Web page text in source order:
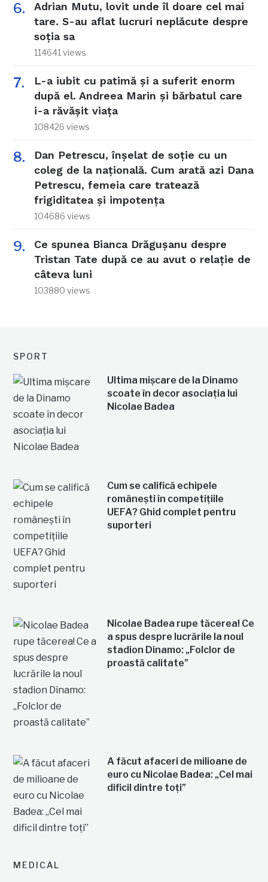
Adrian Mutu, lovit unde îl doare cel mai
tare. S-au aflat lucruri neplăcute despre
soția sa
114641 views
L-a iubit cu patimă și a suferit enorm
după el. Andreea Marin și bărbatul care
i-a răvășit viața
108426 views
Dan Petrescu, înșelat de soție cu un
coleg de la națională. Cum arată azi Dana
Petrescu, femeia care tratează
frigiditatea și impotența
104686 views
Ce spunea Bianca Drăgușanu despre
Tristan Tate după ce au avut o relație de
câteva luni
103880 views
SPORT
Ultima mișcare de la Dinamo
scoate în decor asociația lui
Nicolae Badea
Cum se califică echipele
românești în competițiile
UEFA? Ghid complet pentru
suporteri
Nicolae Badea rupe tăcerea! Ce
a spus despre lucrările la noul
stadion Dinamo: „Folclor de
proastă calitate”
A făcut afaceri de milioane de
euro cu Nicolae Badea: „Cel mai
dificil dintre toți”
MEDICAL